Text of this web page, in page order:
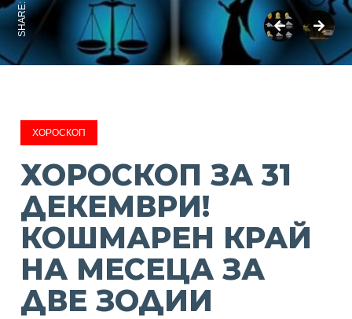
SHARE:
ХОРОСКОП
ХОРОСКОП ЗА 31
ДЕКЕМВРИ!
КОШМАРЕН КРАЙ
НА МЕСЕЦА ЗА
ДВЕ ЗОДИИ